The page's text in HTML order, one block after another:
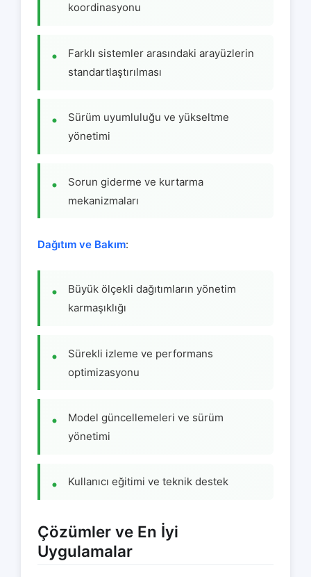
koordinasyonu
Farklı sistemler arasındaki arayüzlerin
standartlaştırılması
Sürüm uyumluluğu ve yükseltme
yönetimi
Sorun giderme ve kurtarma
mekanizmaları
Dağıtım ve Bakım:
Büyük ölçekli dağıtımların yönetim
karmaşıklığı
Sürekli izleme ve performans
optimizasyonu
Model güncellemeleri ve sürüm
yönetimi
Kullanıcı eğitimi ve teknik destek
Çözümler ve En İyi
Uygulamalar